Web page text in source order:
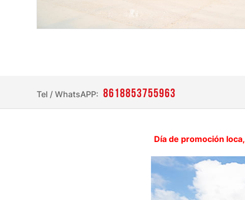
Tel / WhatsAPP: 8618853755963
Día de promoción